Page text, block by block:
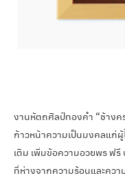
งานหัตถศิลป์ทองคำ “ช้าง
ก้าวหน้าความเป็นมงคลแก่
เติม เพิ่มข้อความอวยพร ฟ
ที่ห่างจากความร้อนและควา